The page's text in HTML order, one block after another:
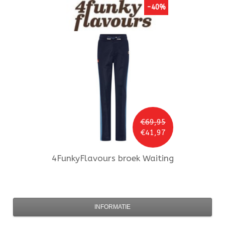
€69,95
€41,97
-40%
4FunkyFlavours broek Waiting
INFORMATIE